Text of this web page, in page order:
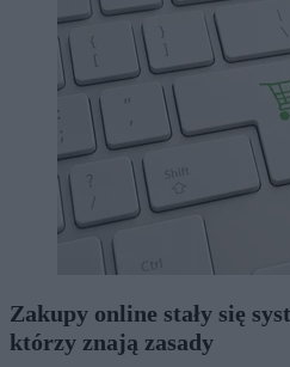
Zakupy online stały się
którzy znają zasady